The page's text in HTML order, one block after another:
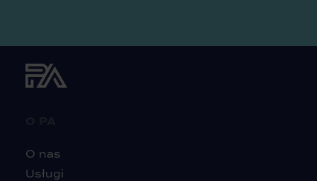
O nas
Usługi